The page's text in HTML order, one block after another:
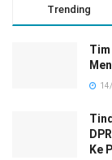
Trending
Tim
Ke